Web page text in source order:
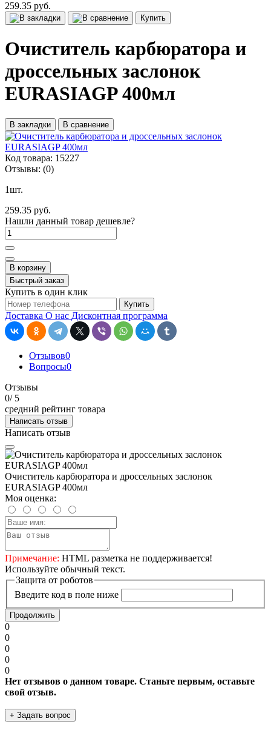
259.35 руб.
Купить
Очиститель карбюратора и
дроссельных заслонок
EURASIAGP 400мл
В закладки В сравнение
Код товара: 15227
Отзывы: (0)
1шт.
259.35 руб.
Нашли данный товар дешевле?
В корзину
Быстрый заказ
Купить в один клик
Купить
Доставка О нас Дисконтная программа
Отзывов0
Вопросы0
Отзывы
0/ 5
средний рейтинг товара
Написать отзыв
Написать отзыв
Очиститель карбюратора и дроссельных заслонок
EURASIAGP 400мл
Моя оценка:
Примечание: HTML разметка не поддерживается!
Используйте обычный текст.
Защита от роботов
Введите код в поле ниже
Продолжить
0
0
0
0
0
Нет отзывов о данном товаре. Станьте первым, оставьте
свой отзыв.
+ Задать вопрос